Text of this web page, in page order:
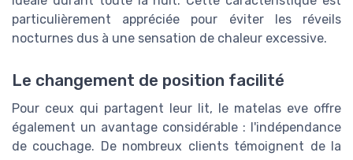
particulièrement appréciée pour éviter les réveils
nocturnes dus à une sensation de chaleur excessive.
Le changement de position facilité
Pour ceux qui partagent leur lit, le matelas eve offre
également un avantage considérable : l'indépendance
de couchage. De nombreux clients témoignent de la